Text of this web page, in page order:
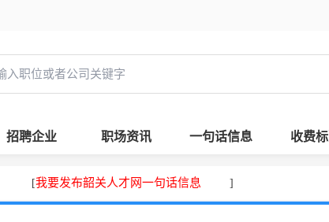
招聘企业 职场资讯 一句话信息 收费
[我要发布韶关人才网一句话信息 ]